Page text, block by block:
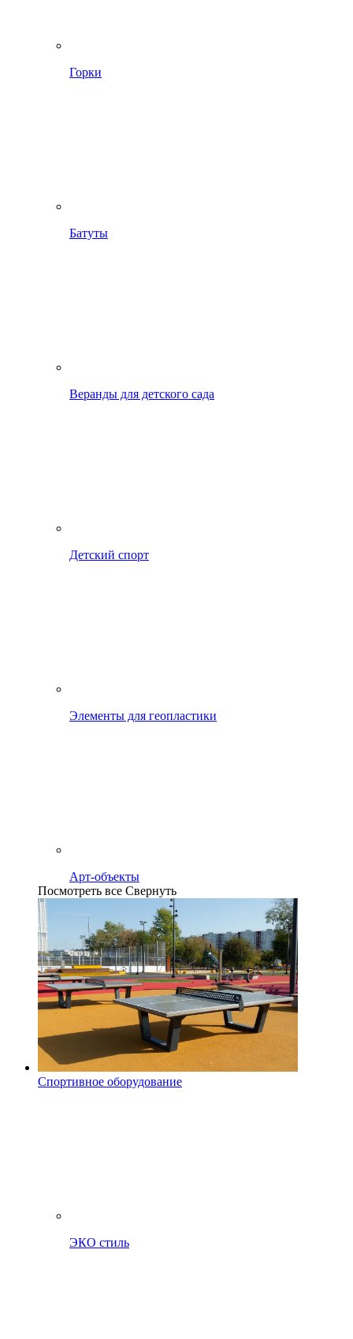
Горки
Батуты
Веранды для детского сада
Детский спорт
Элементы для геопластики
Арт-объекты
Посмотреть все Свернуть
Спортивное оборудование
ЭКО стиль